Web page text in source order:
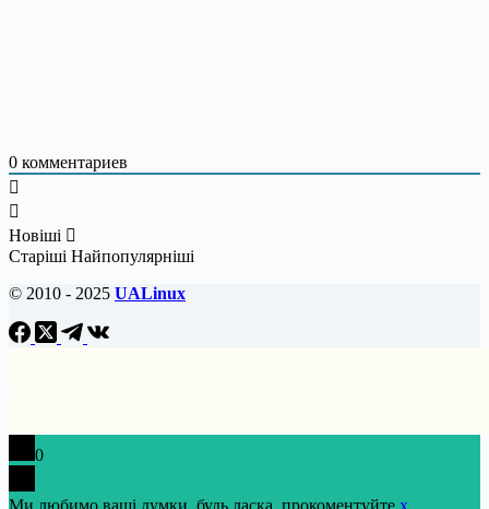
0 комментариев
Новіші
Старіші Найпопулярніші
© 2010 - 2025 UALinux
0